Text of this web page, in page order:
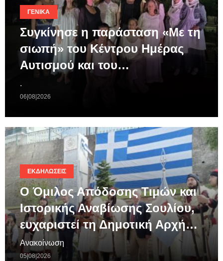
ΓΕΝΙΚΆ
Συγκίνησε η παράσταση «Με τη
σιωπή» του Κέντρου Ημέρας
Αυτισμού και του…
.
06|08|2026
ΕΚΔΗΛΏΣΕΙΣ
Ο Όμιλος Απόδοσης Τιμών και
Ιστορικής Αναβίωσης Σουλίου,
ευχαριστεί τη Δημοτική Αρχή…
Ανακοίνωση
05|08|2026